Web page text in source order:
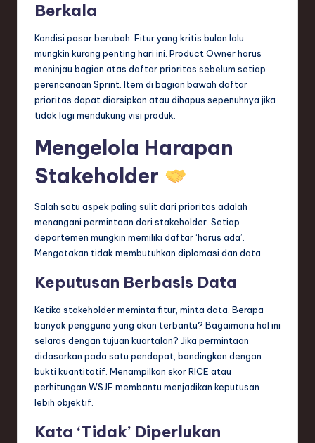
Berkala
Kondisi pasar berubah. Fitur yang kritis bulan lalu
mungkin kurang penting hari ini. Product Owner harus
meninjau bagian atas daftar prioritas sebelum setiap
perencanaan Sprint. Item di bagian bawah daftar
prioritas dapat diarsipkan atau dihapus sepenuhnya jika
tidak lagi mendukung visi produk.
Mengelola Harapan
Stakeholder
Salah satu aspek paling sulit dari prioritas adalah
menangani permintaan dari stakeholder. Setiap
departemen mungkin memiliki daftar ‘harus ada’.
Mengatakan tidak membutuhkan diplomasi dan data.
Keputusan Berbasis Data
Ketika stakeholder meminta fitur, minta data. Berapa
banyak pengguna yang akan terbantu? Bagaimana hal ini
selaras dengan tujuan kuartalan? Jika permintaan
didasarkan pada satu pendapat, bandingkan dengan
bukti kuantitatif. Menampilkan skor RICE atau
perhitungan WSJF membantu menjadikan keputusan
lebih objektif.
Kata ‘Tidak’ Diperlukan